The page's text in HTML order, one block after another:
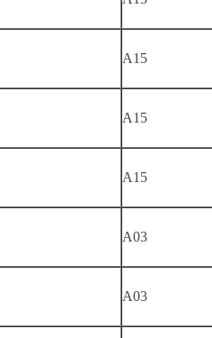
A15
A15
A15
A03
A03